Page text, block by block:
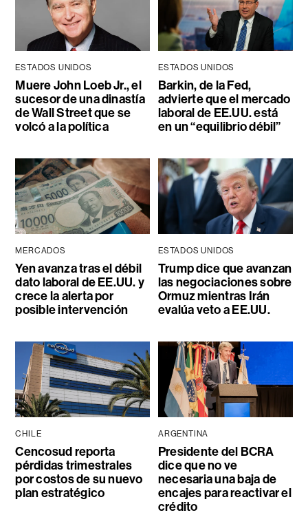
ESTADOS UNIDOS
Muere John Loeb Jr., el
sucesor de una dinastía
de Wall Street que se
volcó a la política
ESTADOS UNIDOS
Barkin, de la Fed,
advierte que el mercado
laboral de EE.UU. está
en un “equilibrio débil”
MERCADOS
Yen avanza tras el débil
dato laboral de EE.UU. y
crece la alerta por
posible intervención
ESTADOS UNIDOS
Trump dice que avanzan
las negociaciones sobre
Ormuz mientras Irán
evalúa veto a EE.UU.
CHILE
Cencosud reporta
pérdidas trimestrales
por costos de su nuevo
plan estratégico
ARGENTINA
Presidente del BCRA
dice que no ve
necesaria una baja de
encajes para reactivar el
crédito